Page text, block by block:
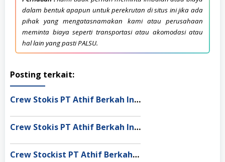
dalam bentuk apapun untuk perekrutan di situs ini jika ada
pihak yang mengatasnamakan kami atau perusahaan
meminta biaya seperti transportasi atau akomodasi atau
hal lain yang pasti PALSU.
Posting terkait:
Crew Stokis PT Athif Berkah Indonesia Dumai
Crew Stokis PT Athif Berkah Indonesia Palangka Raya
Crew Stockist PT Athif Berkah Indonesia Banda Aceh